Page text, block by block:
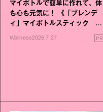
マイボトルで簡単に作れて、体
も心も元気に！ 《「ブレンデ
ィ」マイボトルスティック い
いこと毎日》シリーズが誕生
Wellness2026.7.27 PR